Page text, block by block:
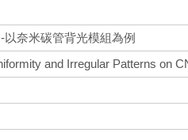
奈米碳管背光模組為例
and Irregular Patterns on